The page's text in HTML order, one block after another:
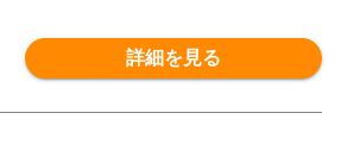
詳細を見る